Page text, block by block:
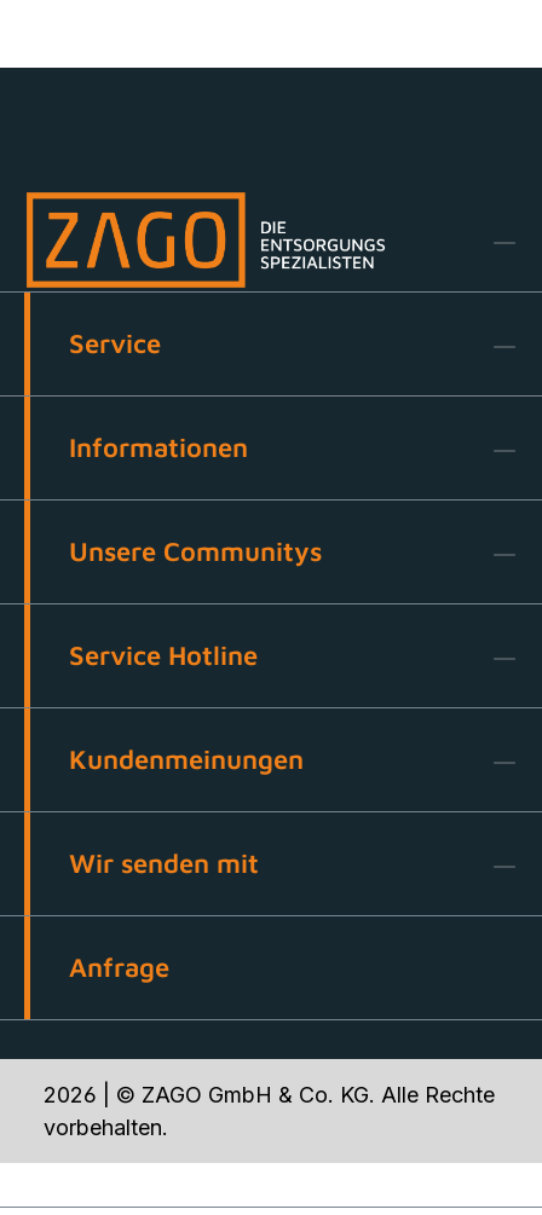
Service
Informationen
Unsere Communitys
Service Hotline
Kundenmeinungen
Wir senden mit
Anfrage
2026 | © ZAGO GmbH & Co. KG. Alle Rechte
vorbehalten.